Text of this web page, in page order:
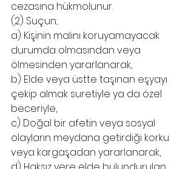
cezasına hükmolunur.
(2) Suçun;
a) Kişinin malını koruyamayacak
durumda olmasından veya
ölmesinden yararlanarak,
b) Elde veya üstte taşınan eşyayı
çekip almak suretiyle ya da özel
beceriyle,
c) Doğal bir afetin veya sosyal
olayların meydana getirdiği korku
veya kargaşadan yararlanarak,